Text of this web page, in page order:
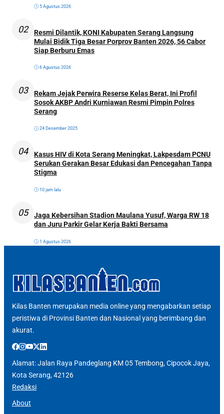
5 Agustus 2026
02
Resmi Dilantik, KONI Kabupaten Serang Langsung
Mulai Bidik Tiga Besar Porprov Banten 2026, 56 Cabor
Siap Berburu Emas
6 Agustus 2026
03
Rekam Jejak Perwira Reserse Kelas Berat, Ini Profil
Sosok AKBP Andri Kurniawan Resmi Pimpin Polres
Serang
24 Desember 2025
04
Kasus HIV di Kota Serang Meningkat, Lakpesdam PCNU
Serukan Gerakan Besar Edukasi dan Pencegahan Tanpa
Stigma
10 jam lalu
05
Jaga Kebersihan Stadion Maulana Yusuf, Warga RW 18
dan Juru Parkir Gelar Kerja Bakti Bersama
1 Agustus 2026
Kilas Banten merupakan media online yang mengabarkan setiap
peristiwa di Provinsi Banten dan Nasional yang berimbang dan
akurat.
Alamat: Jalan Raya Pandeglang KM 05 Tembong, Cipocok Jaya,
Kota Serang, 42126
Redaksi
About